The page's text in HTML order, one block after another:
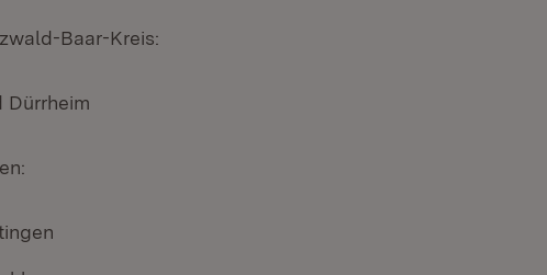
Baar-Kreis:
Dürrheim